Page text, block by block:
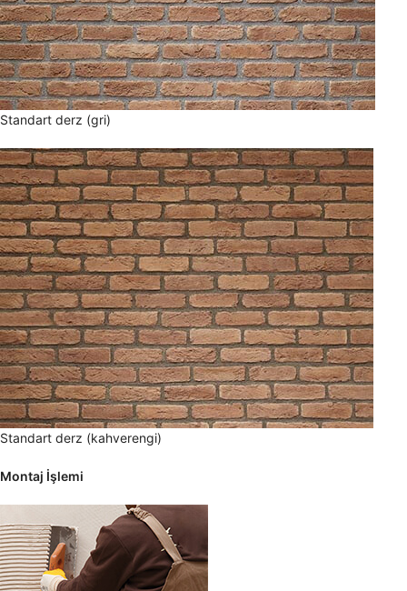
Standart derz (gri)
Standart derz (kahverengi)
Montaj İşlemi